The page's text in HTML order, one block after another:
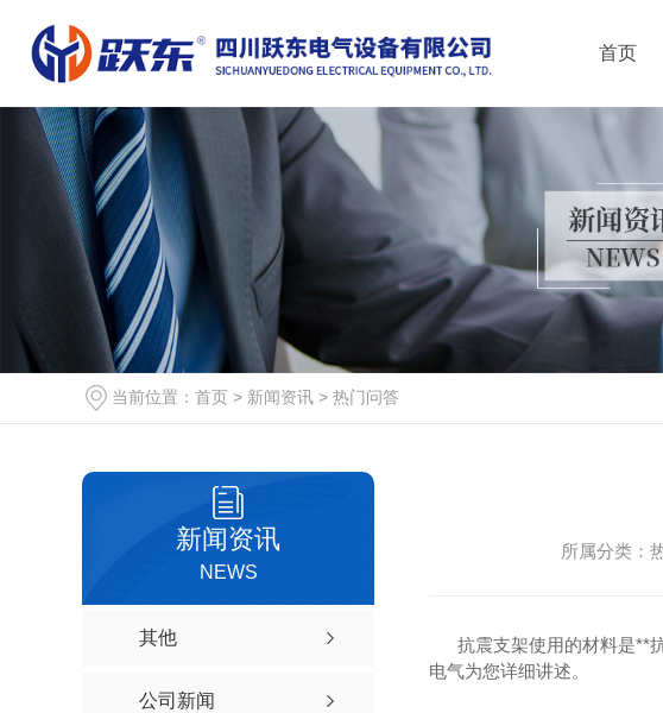
首页
当前位置： 首页 > 新闻资讯 > 热门问答
新闻资讯
NEWS
其他
公司新闻
所属分类：
抗震支架使用的材料是**抗
电气为您详细讲述。